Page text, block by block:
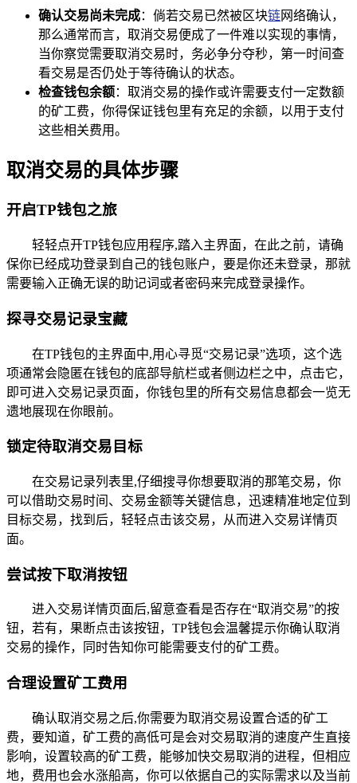
确认交易尚未完成：倘若交易已然被区块链网络确认，
那么通常而言，取消交易便成了一件难以实现的事情，
当你察觉需要取消交易时，务必争分夺秒，第一时间查
看交易是否仍处于等待确认的状态。
检查钱包余额：取消交易的操作或许需要支付一定数额
的矿工费，你得保证钱包里有充足的余额，以用于支付
这些相关费用。
取消交易的具体步骤
开启TP钱包之旅
轻轻点开TP钱包应用程序,踏入主界面，在此之前，请确
保你已经成功登录到自己的钱包账户，要是你还未登录，那就
需要输入正确无误的助记词或者密码来完成登录操作。
探寻交易记录宝藏
在TP钱包的主界面中,用心寻觅“交易记录”选项，这个选
项通常会隐匿在钱包的底部导航栏或者侧边栏之中，点击它，
即可进入交易记录页面，你钱包里的所有交易信息都会一览无
遗地展现在你眼前。
锁定待取消交易目标
在交易记录列表里,仔细搜寻你想要取消的那笔交易，你
可以借助交易时间、交易金额等关键信息，迅速精准地定位到
目标交易，找到后，轻轻点击该交易，从而进入交易详情页
面。
尝试按下取消按钮
进入交易详情页面后,留意查看是否存在“取消交易”的按
钮，若有，果断点击该按钮，TP钱包会温馨提示你确认取消
交易的操作，同时告知你可能需要支付的矿工费。
合理设置矿工费用
确认取消交易之后,你需要为取消交易设置合适的矿工
费，要知道，矿工费的高低可是会对交易取消的速度产生直接
影响，设置较高的矿工费，能够加快交易取消的进程，但相应
地，费用也会水涨船高，你可以依据自己的实际需求以及当前